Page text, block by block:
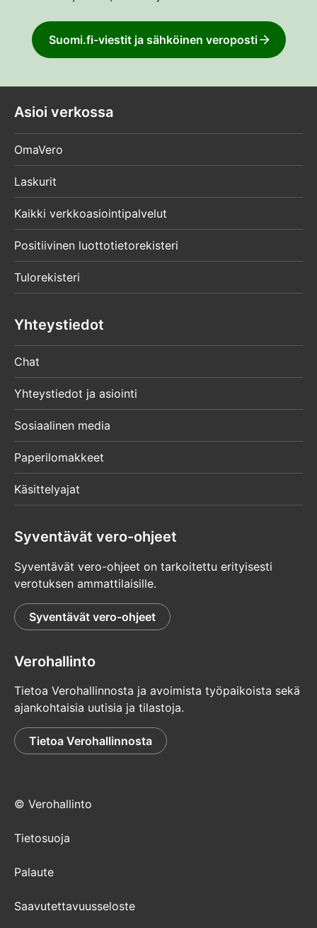
Suomi.fi-viestit ja sähköinen veroposti
Asioi verkossa
OmaVero
Laskurit
Kaikki verkkoasiointipalvelut
Positiivinen luottotietorekisteri
Tulorekisteri
Yhteystiedot
Chat
Yhteystiedot ja asiointi
Sosiaalinen media
Paperilomakkeet
Käsittelyajat
Syventävät vero-ohjeet
Syventävät vero-ohjeet on tarkoitettu erityisesti
verotuksen ammattilaisille.
Syventävät vero-ohjeet
Verohallinto
Tietoa Verohallinnosta ja avoimista työpaikoista sekä
ajankohtaisia uutisia ja tilastoja.
Tietoa Verohallinnosta
© Verohallinto
Tietosuoja
Palaute
Saavutettavuusseloste